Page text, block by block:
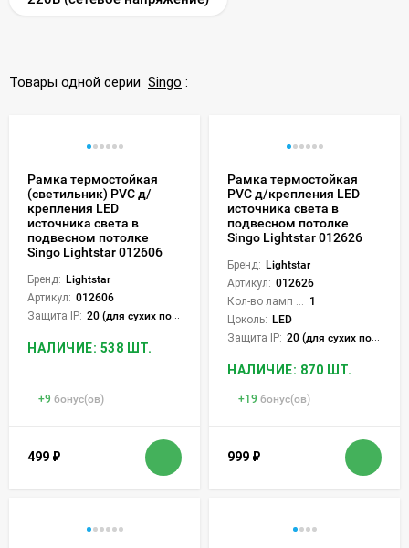
Товары одной серии Singo :
Рамка термостойкая
(светильник) PVC д/
крепления LED
источника света в
подвесном потолке
Singo Lightstar 012606
Бренд: Lightstar
Артикул: 012606
Защита IP: 20 (для сухих пом.)
НАЛИЧИЕ: 538 ШТ.
+9 бонус(ов)
499 ₽
Рамка термостойкая
PVC д/крепления LED
источника света в
подвесном потолке
Singo Lightstar 012626
Бренд: Lightstar
Артикул: 012626
1
Цоколь: LED
Защита IP: 20 (для сухих пом.)
НАЛИЧИЕ: 870 ШТ.
+19 бонус(ов)
999 ₽